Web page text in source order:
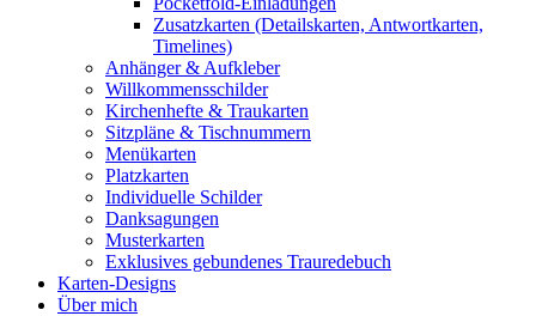
Zusatzkarten (Detailskarten, Antwortkarten,
Timelines)
Anhänger & Aufkleber
Willkommensschilder
Kirchenhefte & Traukarten
Sitzpläne & Tischnummern
Menükarten
Platzkarten
Individuelle Schilder
Danksagungen
Musterkarten
Exklusives gebundenes Trauredebuch
Karten-Designs
Über mich